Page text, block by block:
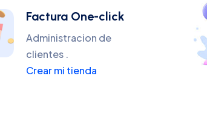
Factura One-click
Administracion de
clientes .
Crear mi tienda